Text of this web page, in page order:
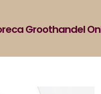
Groothandel